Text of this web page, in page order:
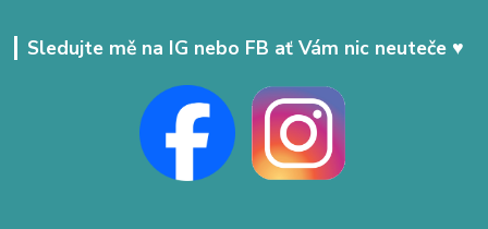
Sledujte mě na IG nebo FB ať Vám nic neuteče ♥